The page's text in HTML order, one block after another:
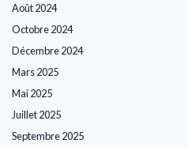
Août 2024
Octobre 2024
Décembre 2024
Mars 2025
Mai 2025
Juillet 2025
Septembre 2025